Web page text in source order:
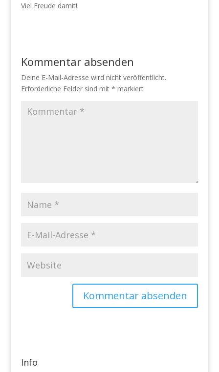
Viel Freude damit!
Kommentar absenden
Deine E-Mail-Adresse wird nicht veröffentlicht.
Erforderliche Felder sind mit * markiert
Info